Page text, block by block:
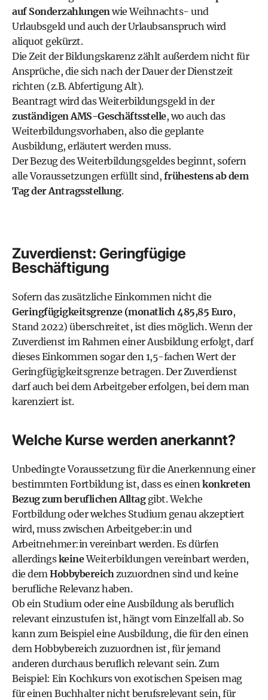
auf Sonderzahlungenwie Weihnachts- und
Urlaubsgeld und auch der Urlaubsanspruch wird
aliquot gekürzt.
Die Zeit der Bildungskarenz zählt außerdem nicht für
Ansprüche, die sich nach der Dauer der Dienstzeit
richten (z.B. Abfertigung Alt).
Beantragt wird das Weiterbildungsgeld in der
zuständigen AMS-Geschäftsstelle, wo auch das
Weiterbildungsvorhaben, also die geplante
Ausbildung, erläutert werden muss.
Der Bezug des Weiterbildungsgeldes beginnt, sofern
alle Voraussetzungen erfüllt sind, frühestens ab dem
Tag der Antragsstellung.
Zuverdienst: Geringfügige
Beschäftigung
Sofern das zusätzliche Einkommen nicht die
Geringfügigkeitsgrenze (monatlich 485,85 Euro,
Stand 2022) überschreitet, ist dies möglich. Wenn der
Zuverdienst im Rahmen einer Ausbildung erfolgt, darf
dieses Einkommen sogar den 1,5-fachen Wert der
Geringfügigkeitsgrenze betragen. Der Zuverdienst
darf auch bei dem Arbeitgeber erfolgen, bei dem man
karenziert ist.
Welche Kurse werden anerkannt?
Unbedingte Voraussetzung für die Anerkennung einer
bestimmten Fortbildung ist, dass es einenkonkreten
Bezug zum beruflichen Alltaggibt. Welche
Fortbildung oder welches Studium genau akzeptiert
wird, muss zwischen Arbeitgeber:in und
Arbeitnehmer:in vereinbart werden. Es dürfen
allerdingskeineWeiterbildungen vereinbart werden,
die demHobbybereichzuzuordnen sind und keine
berufliche Relevanz haben.
Ob ein Studium oder eine Ausbildung als beruflich
relevant einzustufen ist, hängt vom Einzelfall ab. So
kann zum Beispiel eine Ausbildung, die für den einen
dem Hobbybereich zuzuordnen ist, für jemand
anderen durchaus beruflich relevant sein. Zum
Beispiel: Ein Kochkurs von exotischen Speisen mag
für einen Buchhalter nicht berufsrelevant sein, für